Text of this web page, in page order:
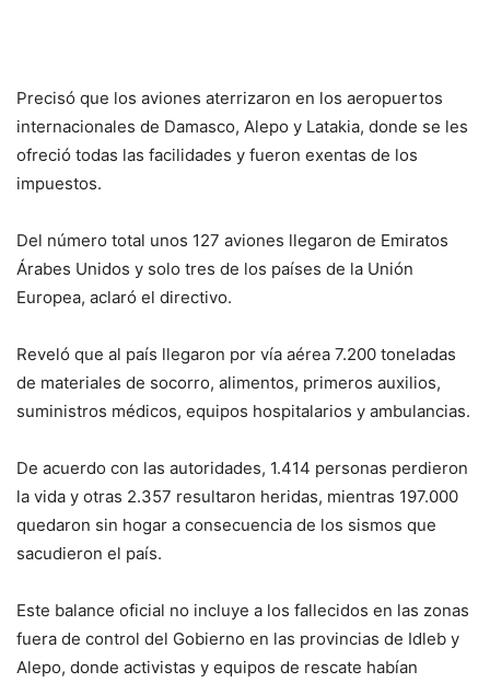
Precisó que los aviones aterrizaron en los aeropuertos
internacionales de Damasco, Alepo y Latakia, donde se les
ofreció todas las facilidades y fueron exentas de los
impuestos.
Del número total unos 127 aviones llegaron de Emiratos
Árabes Unidos y solo tres de los países de la Unión
Europea, aclaró el directivo.
Reveló que al país llegaron por vía aérea 7.200 toneladas
de materiales de socorro, alimentos, primeros auxilios,
suministros médicos, equipos hospitalarios y ambulancias.
De acuerdo con las autoridades, 1.414 personas perdieron
la vida y otras 2.357 resultaron heridas, mientras 197.000
quedaron sin hogar a consecuencia de los sismos que
sacudieron el país.
Este balance oficial no incluye a los fallecidos en las zonas
fuera de control del Gobierno en las provincias de Idleb y
Alepo, donde activistas y equipos de rescate habían